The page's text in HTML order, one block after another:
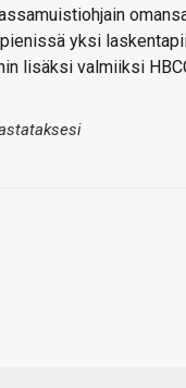
yksi
lisäksi valmiiksi